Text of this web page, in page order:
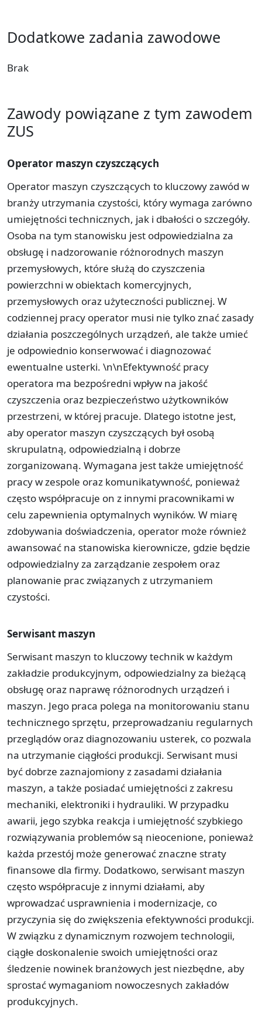
Dodatkowe zadania zawodowe
Brak
Zawody powiązane z tym zawodem
ZUS
Operator maszyn czyszczących
Operator maszyn czyszczących to kluczowy zawód w
branży utrzymania czystości, który wymaga zarówno
umiejętności technicznych, jak i dbałości o szczegóły.
Osoba na tym stanowisku jest odpowiedzialna za
obsługę i nadzorowanie różnorodnych maszyn
przemysłowych, które służą do czyszczenia
powierzchni w obiektach komercyjnych,
przemysłowych oraz użyteczności publicznej. W
codziennej pracy operator musi nie tylko znać zasady
działania poszczególnych urządzeń, ale także umieć
je odpowiednio konserwować i diagnozować
ewentualne usterki. \n\nEfektywność pracy
operatora ma bezpośredni wpływ na jakość
czyszczenia oraz bezpieczeństwo użytkowników
przestrzeni, w której pracuje. Dlatego istotne jest,
aby operator maszyn czyszczących był osobą
skrupulatną, odpowiedzialną i dobrze
zorganizowaną. Wymagana jest także umiejętność
pracy w zespole oraz komunikatywność, ponieważ
często współpracuje on z innymi pracownikami w
celu zapewnienia optymalnych wyników. W miarę
zdobywania doświadczenia, operator może również
awansować na stanowiska kierownicze, gdzie będzie
odpowiedzialny za zarządzanie zespołem oraz
planowanie prac związanych z utrzymaniem
czystości.
Serwisant maszyn
Serwisant maszyn to kluczowy technik w każdym
zakładzie produkcyjnym, odpowiedzialny za bieżącą
obsługę oraz naprawę różnorodnych urządzeń i
maszyn. Jego praca polega na monitorowaniu stanu
technicznego sprzętu, przeprowadzaniu regularnych
przeglądów oraz diagnozowaniu usterek, co pozwala
na utrzymanie ciągłości produkcji. Serwisant musi
być dobrze zaznajomiony z zasadami działania
maszyn, a także posiadać umiejętności z zakresu
mechaniki, elektroniki i hydrauliki. W przypadku
awarii, jego szybka reakcja i umiejętność szybkiego
rozwiązywania problemów są nieocenione, ponieważ
każda przestój może generować znaczne straty
finansowe dla firmy. Dodatkowo, serwisant maszyn
często współpracuje z innymi działami, aby
wprowadzać usprawnienia i modernizacje, co
przyczynia się do zwiększenia efektywności produkcji.
W związku z dynamicznym rozwojem technologii,
ciągłe doskonalenie swoich umiejętności oraz
śledzenie nowinek branżowych jest niezbędne, aby
sprostać wymaganiom nowoczesnych zakładów
produkcyjnych.